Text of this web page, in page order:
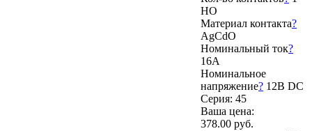
НО
Материал контакта?
AgCdO
Номинальный ток?
16А
Номинальное
напряжение? 12В DC
Серия: 45
Ваша цена:
378.00 руб.